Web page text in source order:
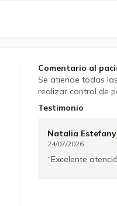
Comentario al
Se atiende todas
realizar control de
adultos y
halla encontrado
trastorno del
congénitas, errores
embarazadas en
Testimonio
Natalia Estefany
24/07/2026
Excelente